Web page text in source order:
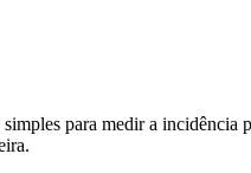
para medir a